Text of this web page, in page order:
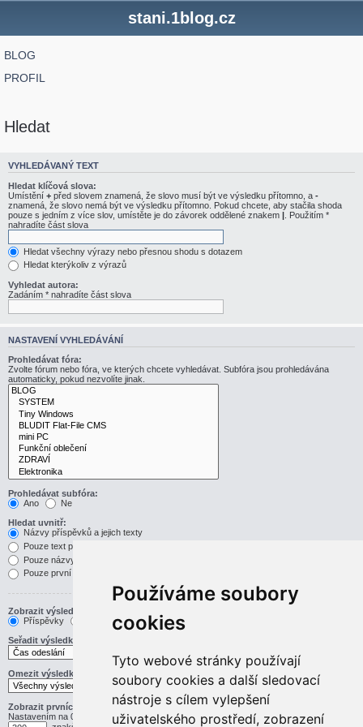
Používáme soubory
cookies
Tyto webové stránky používají
soubory cookies a další sledovací
nástroje s cílem vylepšení
uživatelského prostředí, zobrazení
stani.1blog.cz
BLOG
PROFIL
Hledat
VYHLEDÁVANÝ TEXT
Hledat klíčová slova:
Umístění + před slovem znamená, že slovo musí být ve výsledku přítomno, a -
znamená, že slovo nemá být ve výsledku přítomno. Pokud chcete, aby stačila shoda
pouze s jedním z více slov, umístěte je do závorek oddělené znakem | . Použitím *
nahradíte část slova
Hledat všechny výrazy nebo přesnou shodu s dotazem
Hledat kterýkoliv z výrazů
Vyhledat autora:
Zadáním * nahradíte část slova
NASTAVENÍ VYHLEDÁVÁNÍ
Prohledávat fóra:
Zvolte fórum nebo fóra, ve kterých chcete vyhledávat. Subfóra jsou prohledávána
automaticky, pokud nezvolíte jinak.
Prohledávat subfóra:
Ano
Ne
Hledat uvnitř:
Názvy příspěvků a jejich texty
Pouze text příspěvku
Pouze názvy příspěvků
Pouze první příspěvek v tématu
Zobrazit výsledek jako:
Příspěvky
Témata
Seřadit výsledky podle:
Omezit výsledky na předchozí:
Zobrazit prvních:
Nastavením na 0 zobrazíte celý příspěvek.